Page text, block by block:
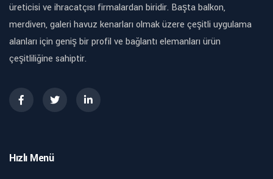
üreticisi ve ihracatçısı firmalardan biridir. Başta balkon,
merdiven, galeri havuz kenarları olmak üzere çeşitli uygulama
alanları için geniş bir profil ve bağlantı elemanları ürün
çeşitliliğine sahiptir.
Hızlı Menü